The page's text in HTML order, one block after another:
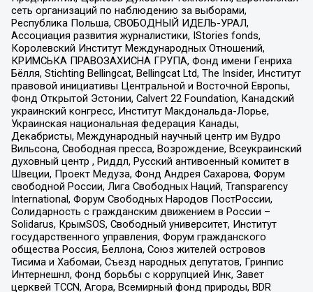
сеть организаций по наблюдению за выборами,
Республика Польша, СВОБОДНЫЙ ИДЕЛЬ-УРАЛ,
Ассоциация развития журналистики, IStories fonds,
Королевский Институт Международных Отношений,
КРИМСЬКА ПРАВОЗАХИСНА ГРУПА, Фонд имени Генриха
Бёлля, Stichting Bellingcat, Bellingcat Ltd, The Insider, Институт
правовой инициативы Центральной и Восточной Европы,
Фонд Открытой Эстонии, Calvert 22 Foundation, Канадский
украинский конгресс, Институт Макдональда-Лорье,
Украинская национальная федерация Канады,
Декабристы, Международный научный центр им Вудро
Вильсона, Свободная пресса, Возрождение, Всеукраинский
духовный центр , Риддл, Русский антивоенный комитет в
Швеции, Проект Медуза, Фонд Андрея Сахарова, Форум
свободной России, Лига Свободных Наций, Transparеncy
International, Форум Свободных Народов ПостРоссии,
Солидарность с гражданским движением в России –
Solidarus, КрымSOS, Свободный университет, Институт
государственного управления, Форум гражданского
общества Россия, Беллона, Союз жителей островов
Тисима и Хабомаи, Съезд народных депутатов, Гринпис
Интернешнл, Фонд борьбы с коррупцией Инк, Завет
церквей TCCN, Агора, Всемирный фонд природы, BDR